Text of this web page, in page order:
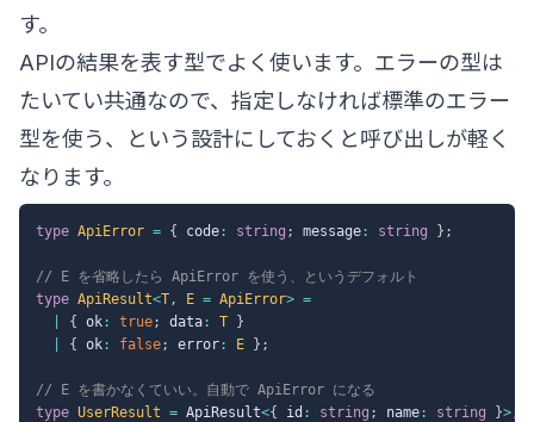
す。
APIの結果を表す型でよく使います。エラーの型は
たいてい共通なので、指定しなければ標準のエラー
型を使う、という設計にしておくと呼び出しが軽く
なります。
type ApiError = { code : string ; message : string } ;
// E を省略したら ApiError を使う、というデフォルト
type ApiResult<T, E = ApiError> =
{ ok : true; data : T
}
{ ok : false; error : E } ;
// E を書かなくていい。自動で ApiError になる
type UserResult = ApiResult<{ id : string ; name : string }>;